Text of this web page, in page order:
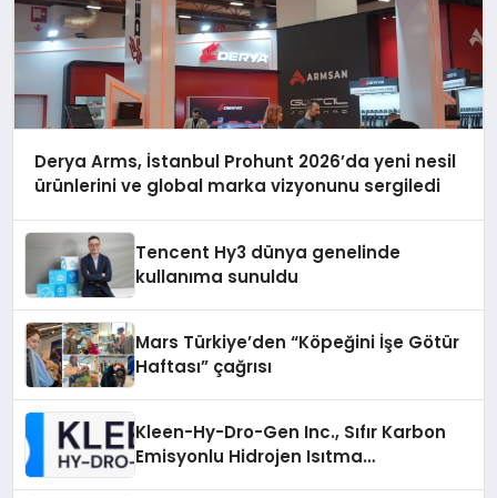
Derya Arms, İstanbul Prohunt 2026’da yeni nesil
ürünlerini ve global marka vizyonunu sergiledi
Tencent Hy3 dünya genelinde
kullanıma sunuldu
Mars Türkiye’den “Köpeğini İşe Götür
Haftası” çağrısı
Kleen-Hy-Dro-Gen Inc., Sıfır Karbon
Emisyonlu Hidrojen Isıtma